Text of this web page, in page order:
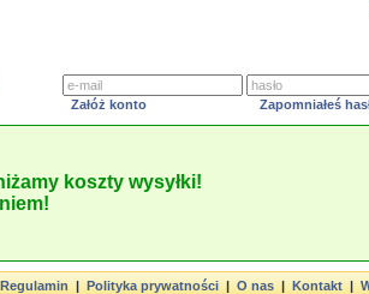
Załóż konto Zapomniałeś
koszty wysyłki!
Regulamin|Polityka prywatności|O nas|Kontakt|